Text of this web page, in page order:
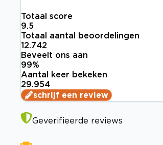
Totaal score
9.5
Totaal aantal beoordelingen
12.742
Beveelt ons aan
99%
Aantal keer bekeken
29.954
schrijf een review
Geverifieerde reviews